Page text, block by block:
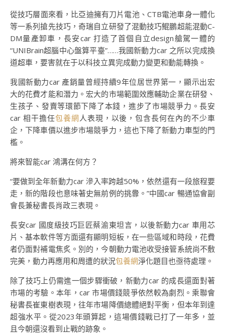
從技巧層面來看，比亞迪擁有刀片電池、CTB電池車身一體化
等一系列搶先技巧，奇瑞自立研發了混動技巧鯤鵬超能混動C-
DM量產卸車，長安car 打造了首個自立design艙駕一體的
“UNIBrain超腦中心盤算平臺”……我國新動力car 之所以完成換
道超車，要害就在于以科技立異完成動力變更和動能轉換。
我國新動力car 產銷量曾經持續9年位居世界第一，顯示出宏
大的花費才能和潛力。宏大的市場範圍效應輔助企業在研發、
生孩子、發賣等環節下降了本錢，進步了市場競爭力。長安
car 相干擔任包養網人表現，以後，包含長何在內的不少車
企，下降車價以進步市場競爭力，這也下降了新動力車型的門
檻。
將來智能car 鴻溝在何方？
“要做到全年新動力car 滲入率跨越50%，依然還有一段旅程要
走，新的階段也意味著史無前例的挑釁。”中國car 暢通協會副
會長兼秘書長肖政三表現。
長安car 國度級技巧巨匠蔡渝東坦言，以後新動力car 車用芯
片、基本軟件等方面還有顯明短板，在一些區域和時段，花費
者仍面對補電焦炙。別的，今朝動力電池收受接管系統尚不敷
完美，動力再應用和周遭的狀況包養網淨化題目也亟待處理。
除了技巧上仍需進一個步驟衝破，新動力car 的成長還面對著
市場的考驗。本年，car 市場價錢競爭依然較為劇烈。乘聯會
秘書長崔東樹表現，往年市場降價總體絕對平衡，但本年到達
超強水平。從2023年頭算起，這場價錢戰已打了一年多，並
且今朝還沒看到止戰的跡象。